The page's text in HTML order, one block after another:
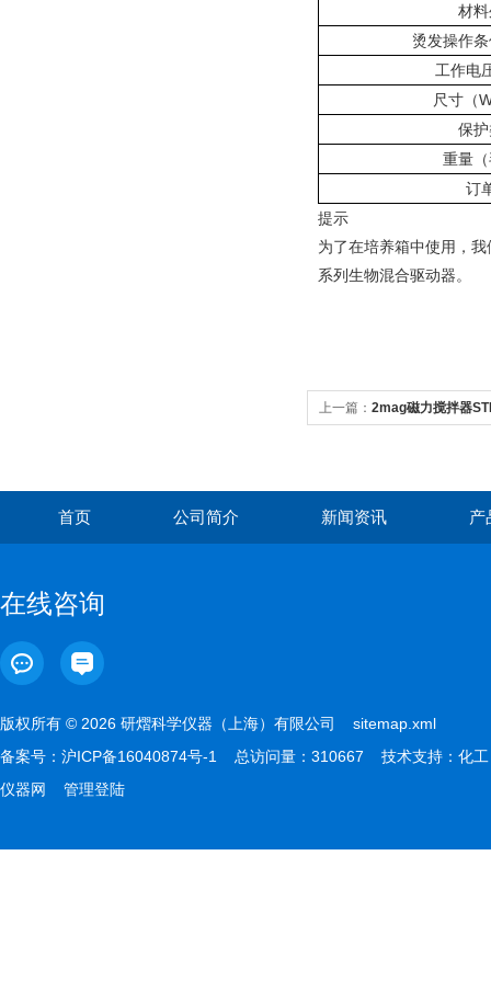
材
烫发操作
工作电
尺寸（
保
重量
订
提示
为了在培养箱中使用，
系列生物混合驱动器。
上一篇： 2mag磁力搅拌器
首页 公司简介 新闻资讯 产
在线咨询
版权所有 © 2026 研熠科学仪器（上海）有限公司 sitemap.xml
备案号： 沪ICP备16040874号-1 总访问量：310667 技术支持： 化工
仪器网
管理登陆